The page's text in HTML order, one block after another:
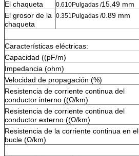
El chaqueta 0.610Pulgadas /15.49 mm
El grosor de la
chaqueta
0.351Pulgadas /0.89 mm
Características eléctricas:
Capacidad ((pF/m)
Impedancia (ohm)
Velocidad de propagación (%)
Resistencia de corriente continua del
conductor interno ((Ω/km)
Resistencia de corriente continua del
conductor externo ((Ω/km)
Resistencia de la corriente continua en el
bucle (Ω/km)